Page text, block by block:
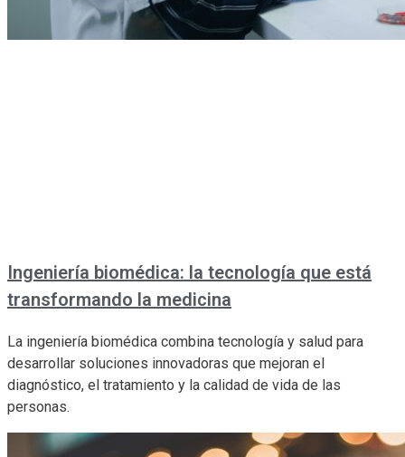
Ingeniería biomédica: la tecnología que está
transformando la medicina
La ingeniería biomédica combina tecnología y salud para
desarrollar soluciones innovadoras que mejoran el
diagnóstico, el tratamiento y la calidad de vida de las
personas.